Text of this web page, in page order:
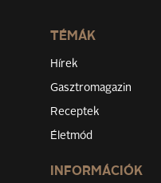
TÉMÁK
Hírek
Gasztromagazin
Receptek
Életmód
INFORMÁCIÓK